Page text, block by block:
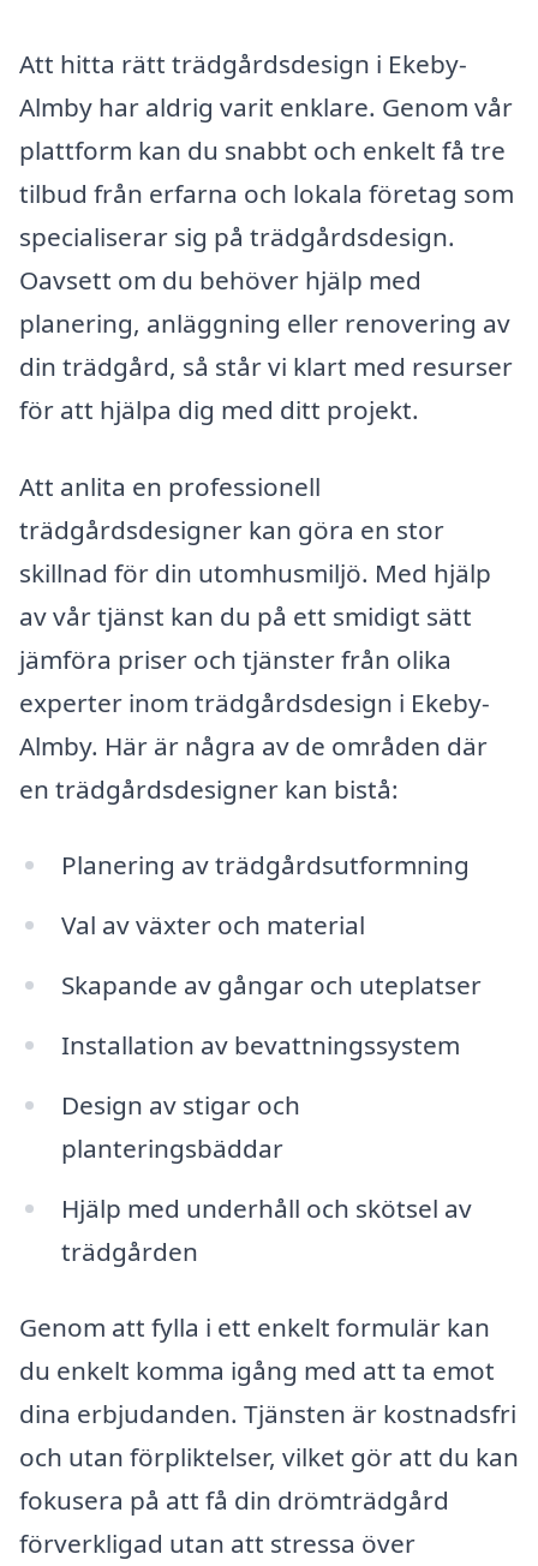
Att hitta rätt trädgårdsdesign i Ekeby-
Almby har aldrig varit enklare. Genom vår
plattform kan du snabbt och enkelt få tre
tilbud från erfarna och lokala företag som
specialiserar sig på trädgårdsdesign.
Oavsett om du behöver hjälp med
planering, anläggning eller renovering av
din trädgård, så står vi klart med resurser
för att hjälpa dig med ditt projekt.
Att anlita en professionell
trädgårdsdesigner kan göra en stor
skillnad för din utomhusmiljö. Med hjälp
av vår tjänst kan du på ett smidigt sätt
jämföra priser och tjänster från olika
experter inom trädgårdsdesign i Ekeby-
Almby. Här är några av de områden där
en trädgårdsdesigner kan bistå:
Planering av trädgårdsutformning
Val av växter och material
Skapande av gångar och uteplatser
Installation av bevattningssystem
Design av stigar och
planteringsbäddar
Hjälp med underhåll och skötsel av
trädgården
Genom att fylla i ett enkelt formulär kan
du enkelt komma igång med att ta emot
dina erbjudanden. Tjänsten är kostnadsfri
och utan förpliktelser, vilket gör att du kan
fokusera på att få din drömträdgård
förverkligad utan att stressa över